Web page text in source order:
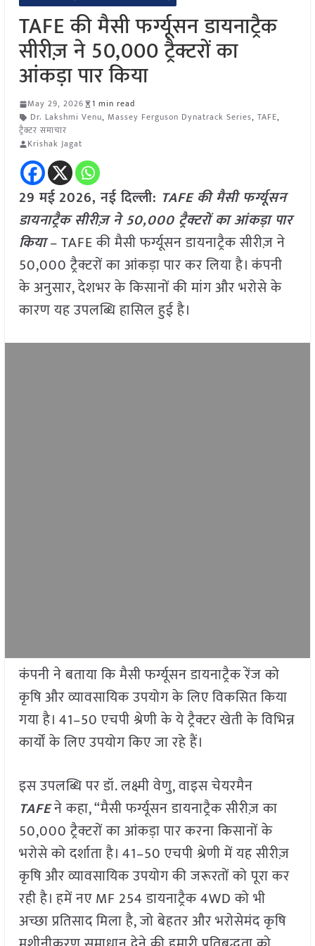
TAFE की मैसी फर्ग्यूसन डायनाट्रैक
सीरीज़ ने 50,000 ट्रैक्टरों का
आंकड़ा पार किया
May 29, 2026
1 min read
Dr. Lakshmi Venu, Massey Ferguson Dynatrack Series, TAFE,
ट्रैक्टर समाचार
Krishak Jagat
29 मई2026, नई दिल्ली: TAFE की मैसी फर्ग्यूसन
डायनाट्रैक सीरीज़ ने 50,000 ट्रैक्टरों का आंकड़ा पार
किया– TAFE की मैसी फर्ग्यूसन डायनाट्रैक सीरीज़ ने
50,000 ट्रैक्टरों का आंकड़ा पार कर लिया है। कंपनी
के अनुसार, देशभर के किसानों की मांग और भरोसे के
कारण यह उपलब्धि हासिल हुई है।
कंपनी ने बताया कि मैसी फर्ग्यूसन डायनाट्रैक रेंज को
कृषि और व्यावसायिक उपयोग के लिए विकसित किया
गया है। 41–50 एचपी श्रेणी के ये ट्रैक्टर खेती के विभिन्न
कार्यों के लिए उपयोग किए जा रहे हैं।
इस उपलब्धि पर डॉ. लक्ष्मी वेणु, वाइस चेयरमैन
TAFEने कहा, “मैसी फर्ग्यूसन डायनाट्रैक सीरीज़ का
50,000 ट्रैक्टरों का आंकड़ा पार करना किसानों के
भरोसे को दर्शाता है। 41–50 एचपी श्रेणी में यह सीरीज़
कृषि और व्यावसायिक उपयोग की जरूरतों को पूरा कर
रही है। हमें नए MF 254 डायनाट्रैक 4WD को भी
अच्छा प्रतिसाद मिला है, जो बेहतर और भरोसेमंद कृषि